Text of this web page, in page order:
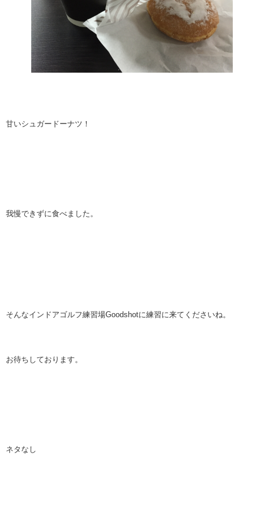
甘いシュガードーナツ！
我慢できずに食べました。
そんなインドアゴルフ練習場Goodshotに練習に来てくださいね。
お待ちしております。
ネタなし